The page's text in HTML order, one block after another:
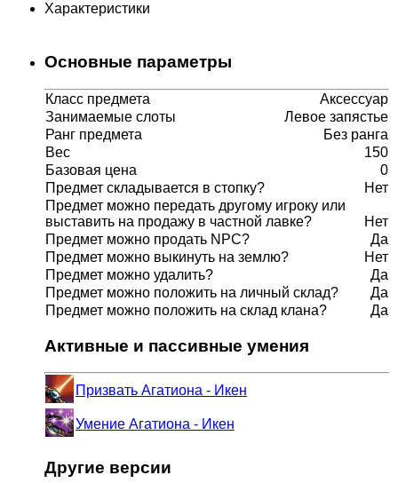
Характеристики
Основные параметры
Класс предмета
Аксессуар
Занимаемые слоты
Левое запястье
Ранг предмета
Без ранга
Вес
150
Базовая цена
0
Предмет складывается в стопку?
Нет
Предмет можно передать другому игроку или
выставить на продажу в частной лавке?
Нет
Предмет можно продать NPC?
Да
Предмет можно выкинуть на землю?
Нет
Предмет можно удалить?
Да
Предмет можно положить на личный склад?
Да
Предмет можно положить на склад клана?
Да
Активные и пассивные умения
Призвать Агатиона - Икен
Умение Агатиона - Икен
Другие версии